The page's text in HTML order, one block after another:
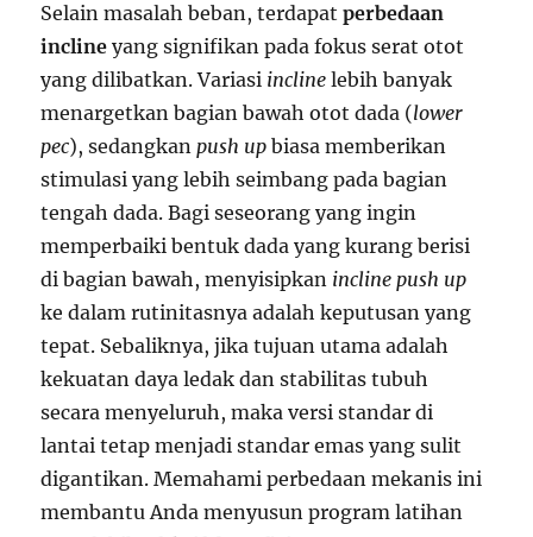
Selain masalah beban, terdapatperbedaan
incline yang signifikan pada fokus serat otot
yang dilibatkan. Variasi incline lebih banyak
menargetkan bagian bawah otot dada (lower
pec), sedangkanpush up biasa memberikan
stimulasi yang lebih seimbang pada bagian
tengah dada. Bagi seseorang yang ingin
memperbaiki bentuk dada yang kurang berisi
di bagian bawah, menyisipkan incline push up
ke dalam rutinitasnya adalah keputusan yang
tepat. Sebaliknya, jika tujuan utama adalah
kekuatan daya ledak dan stabilitas tubuh
secara menyeluruh, maka versi standar di
lantai tetap menjadi standar emas yang sulit
digantikan. Memahami perbedaan mekanis ini
membantu Anda menyusun program latihan